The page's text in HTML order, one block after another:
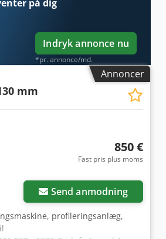
på dig
Indryk annonce nu
*pr. annonce/md.
Annoncer
mm
850 €
Fast pris plus moms
Send anmodning
profileringsanlæg,